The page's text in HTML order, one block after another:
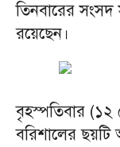
তিনবারের
রয়েছেন।
বৃহস্পতিবার (১২
বরিশালের